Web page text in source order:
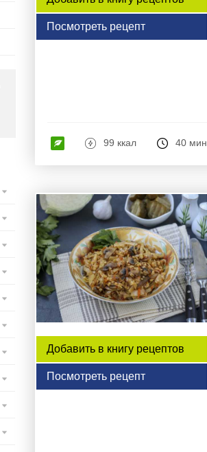
Посмотреть рецепт
99 ккал 40 мин
Добавить в книгу рецептов
Посмотреть рецепт